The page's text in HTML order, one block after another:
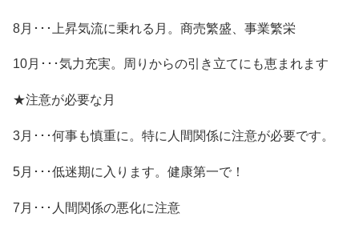
8月･･･上昇気流に乗れる月。商売繁盛、事業繁栄
10月･･･気力充実。周りからの引き立てにも恵まれます
★注意が必要な月
3月･･･何事も慎重に。特に人間関係に注意が必要です。
5月･･･低迷期に入ります。健康第一で！
7月･･･人間関係の悪化に注意